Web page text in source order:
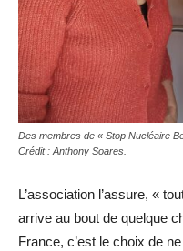
Des membres de « Stop Nucléaire
Crédit : Anthony Soares.
L’association l’assure, «
arrive au bout de quelque
France, c’est le choix de